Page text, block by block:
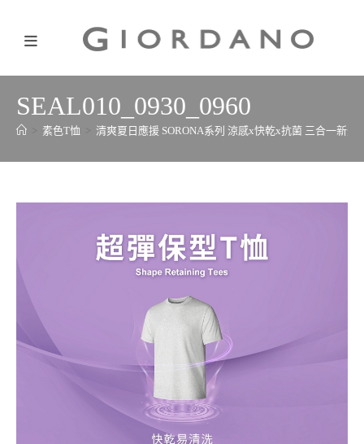
SEAL010_0930_0960
素色T恤 清爽夏日應援 SORONA系列 涼感x快乾x抗菌 三合一新登